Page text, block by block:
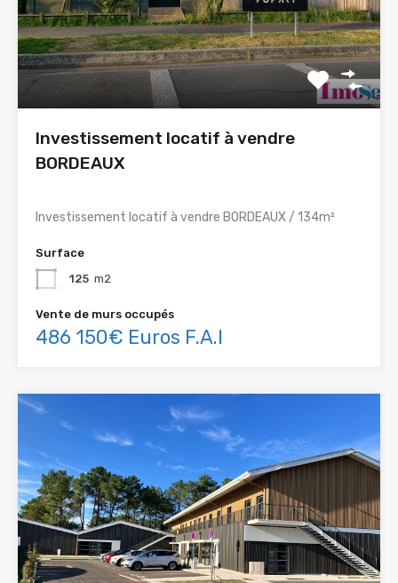
Investissement locatif à vendre
BORDEAUX
Investissement locatif à vendre BORDEAUX / 134m²
Surface
125 m2
Vente de murs occupés
486 150€ Euros F.A.I